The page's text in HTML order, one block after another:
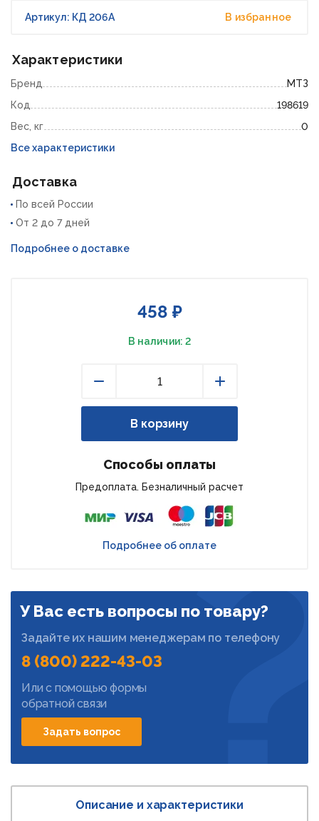
Артикул: КД 206А В избранное
Характеристики
Бренд
МТЗ
Код
198619
Вес, кг
0
Все характеристики
Доставка
По всей России
От 2 до 7 дней
Подробнее о доставке
458 ₽
В наличии: 2
В корзину
Способы оплаты
Предоплата. Безналичный расчет
Подробнее об оплате
У Вас есть вопросы по товару?
Задайте их нашим менеджерам по телефону
8 (800) 222-43-03
Или с помощью формы
обратной связи
Задать вопрос
Описание и характеристики